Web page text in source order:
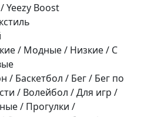
Yeezy Boost
/ Модные / Низкие / С
/ Баскетбол / Бег / Бег по
/ Волейбол / Для игр /
/ Прогулки /